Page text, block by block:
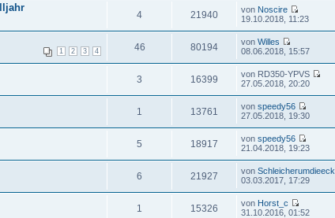
4 21940 von Noscire
19.10.2018, 11:23
1 2 3 4 46 80194 vonWilles
08.06.2018, 15:57
3 16399
von RD350-YPVS
27.05.2018, 20:20
1 13761 vonspeedy56
27.05.2018, 19:30
5 18917 vonspeedy56
21.04.2018, 19:23
6 21927 vonSchleicherumdieeck
03.03.2017, 17:29
1 15326 von Horst_c
31.10.2016, 01:52